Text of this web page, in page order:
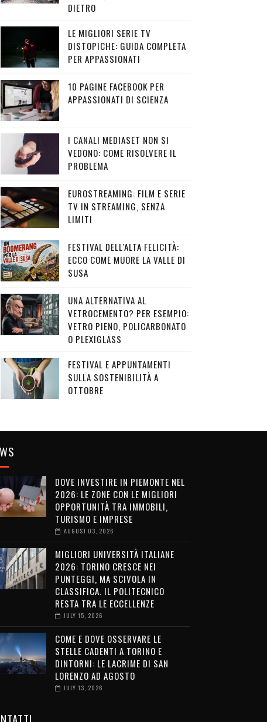
DIETRO
LE MIGLIORI SERIE TV
DISTOPICHE: GUIDA COMPLETA
PER APPASSIONATI
10 PAGINE FACEBOOK PER
APPASSIONATI DI SCIENZA
I CANALI MEDIASET NON SI
VEDONO: COME RISOLVERE IL
PROBLEMA
EUROSTREAMING: FILM E SERIE
TV IN STREAMING, SENZA
LIMITI
FESTIVAL DELL'ALTA FELICITÀ:
ECCO COME MUORE LA VALLE DI
SUSA
UNA ALTERNATIVA AL
VETROCEMENTO? PER ESEMPIO:
VETRO PIENO, POLICARBONATO
O PLEXIGLASS
FESTIVAL E APPUNTAMENTI
SULLA SOSTENIBILITÀ A
OTTOBRE
DOVE INVESTIRE IN PIEMONTE NEL
2026: LE ZONE CON LE MIGLIORI
OPPORTUNITÀ TRA IMMOBILI,
TURISMO E IMPRESE
AUGUST 03, 2026
MIGLIORI UNIVERSITÀ ITALIANE
2026: TORINO CRESCE NEI
PUNTEGGI, MA SCIVOLA IN
CLASSIFICA. IL POLITECNICO
RESTA TRA LE ECCELLENZE
JULY 15, 2026
COME E DOVE OSSERVARE LE
STELLE CADENTI A TORINO E
DINTORNI: LE LACRIME DI SAN
LORENZO AD AGOSTO
JULY 13, 2026